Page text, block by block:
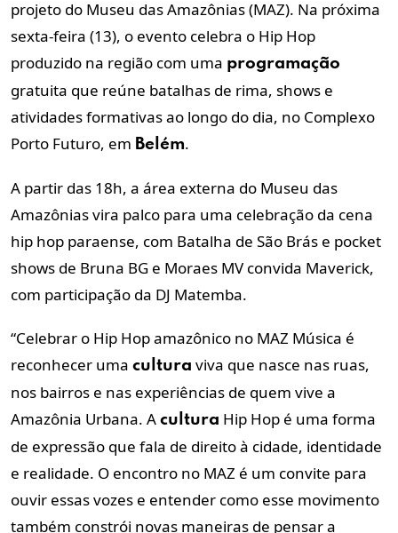
projeto do Museu das Amazônias (MAZ). Na próxima
sexta-feira (13), o evento celebra o Hip Hop
produzido na região com uma programação
gratuita que reúne batalhas de rima, shows e
atividades formativas ao longo do dia, no Complexo
Porto Futuro, em Belém.
A partir das 18h, a área externa do Museu das
Amazônias vira palco para uma celebração da cena
hip hop paraense, com Batalha de São Brás e pocket
shows de Bruna BG e Moraes MV convida Maverick,
com participação da DJ Matemba.
“Celebrar o Hip Hop amazônico no MAZ Música é
reconhecer uma cultura viva que nasce nas ruas,
nos bairros e nas experiências de quem vive a
Amazônia Urbana. A cultura Hip Hop é uma forma
de expressão que fala de direito à cidade, identidade
e realidade. O encontro no MAZ é um convite para
ouvir essas vozes e entender como esse movimento
também constrói novas maneiras de pensar a